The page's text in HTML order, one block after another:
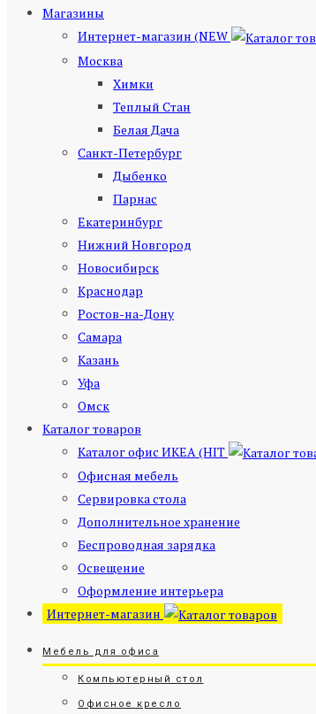
Магазины
Интернет-магазин (NEW
Москва
Химки
Теплый Стан
Белая Дача
Санкт-Петербург
Дыбенко
Парнас
Екатеринбург
Нижний Новгород
Новосибирск
Краснодар
Ростов-на-Дону
Самара
Казань
Уфа
Омск
Каталог товаров
Каталог офис ИКЕА (HIT
Офисная мебель
Сервировка стола
Дополнительное хранение
Беспроводная зарядка
Освещение
Оформление интерьера
Интернет-магазин
Мебель для офиса
Компьютерный стол
Офисное кресло